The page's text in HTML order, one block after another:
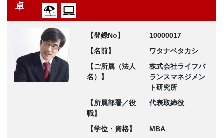
卓
【登録No】
10000017
【名前】
ワタナベタカシ
【ご所属（法人
名）】
株式会社ライフバ
ランスマネジメン
ト研究所
【所属部署／役
職】
代表取締役
【学位・資格】
MBA